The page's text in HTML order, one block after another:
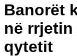
Banorët
në
qytetit